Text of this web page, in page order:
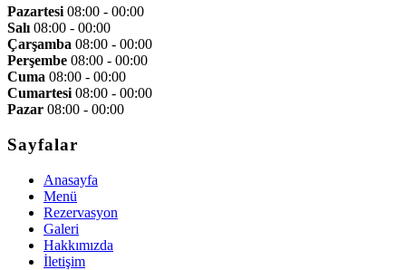
Pazartesi 08:00 - 00:00
Salı 08:00 - 00:00
Çarşamba 08:00 - 00:00
Perşembe 08:00 - 00:00
Cuma 08:00 - 00:00
Cumartesi 08:00 - 00:00
Pazar 08:00 - 00:00
Sayfalar
Anasayfa
Menü
Rezervasyon
Galeri
Hakkımızda
İletişim